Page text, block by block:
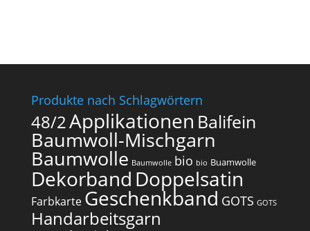
Produkte nach Schlagwörtern
48/2Applikationen Balifein
Baumwoll-Mischgarn
Baumwolle Baumwolle bio bio Buamwolle
Dekorband Doppelsatin
Farbkarte Geschenkband GOTS GOTS
Handarbeitsgarn